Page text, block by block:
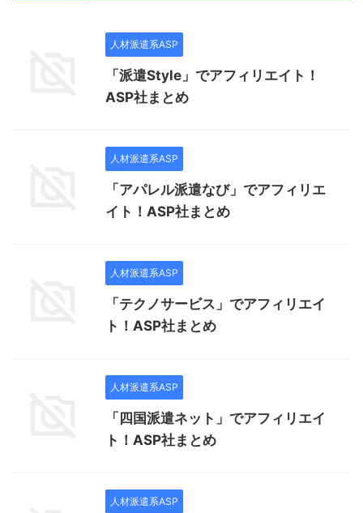
人材派遣系ASP
「派遣Style」でアフィリエイト！
ASP社まとめ
人材派遣系ASP
「アパレル派遣なび」でアフィリエ
イト！ASP社まとめ
人材派遣系ASP
「テクノサービス」でアフィリエイ
ト！ASP社まとめ
人材派遣系ASP
「四国派遣ネット」でアフィリエイ
ト！ASP社まとめ
人材派遣系ASP